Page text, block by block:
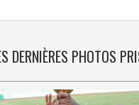
DERNIÈRES PHOTOS